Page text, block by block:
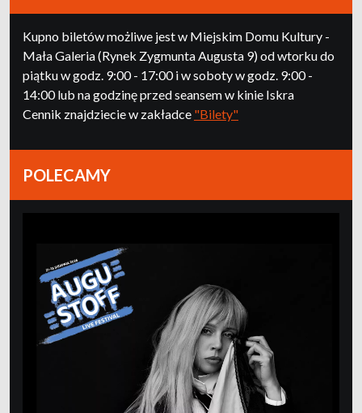
Kupno biletów możliwe jest w Miejskim Domu Kultury -
Mała Galeria (Rynek Zygmunta Augusta 9) od wtorku do
piątku w godz. 9:00 - 17:00 i w soboty w godz. 9:00 -
14:00 lub na godzinę przed seansem w kinie Iskra
Cennik znajdziecie w zakładce "Bilety"
POLECAMY